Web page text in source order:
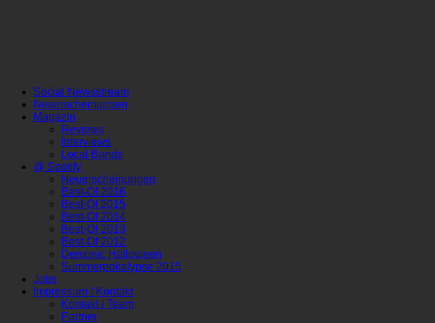
Social Newsstream
Neuerscheinungen
Magazin
Reviews
Interviews
Local Bands
@ Spotify
Neuerscheinungen
Best-Of 2016
Best-Of 2015
Best-Of 2014
Best-Of 2013
Best-Of 2012
Demonic Halloween
Summerpokalypse 2015
Jobs
Impressum / Kontakt
Kontakt / Team
Partner